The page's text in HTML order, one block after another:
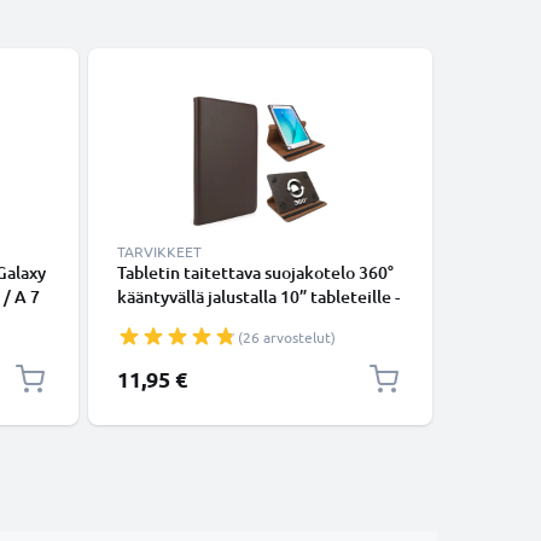
/ A 7
TARVIKKEET
Tabletin taitettava suojakotelo 360°
kääntyvällä jalustalla 10” tableteille -
kotelo tuotemerkiltä subtel
(26 arvostelut)
11,95 €